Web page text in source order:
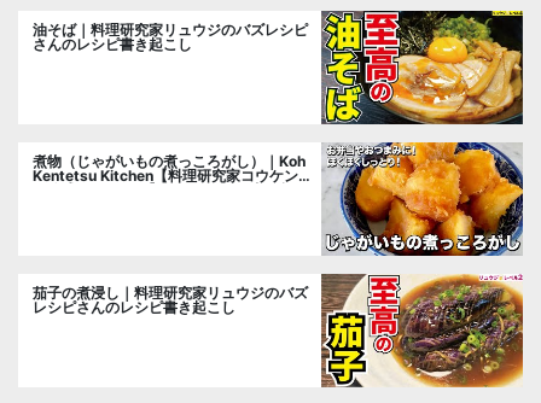
油そば｜料理研究家リュウジのバズレシピ
さんのレシピ書き起こし
煮物（じゃがいもの煮っころがし）｜Koh
Kentetsu Kitchen【料理研究家コウケンテ
茄子の煮浸し｜料理研究家リュウジのバズ
レシピさんのレシピ書き起こし